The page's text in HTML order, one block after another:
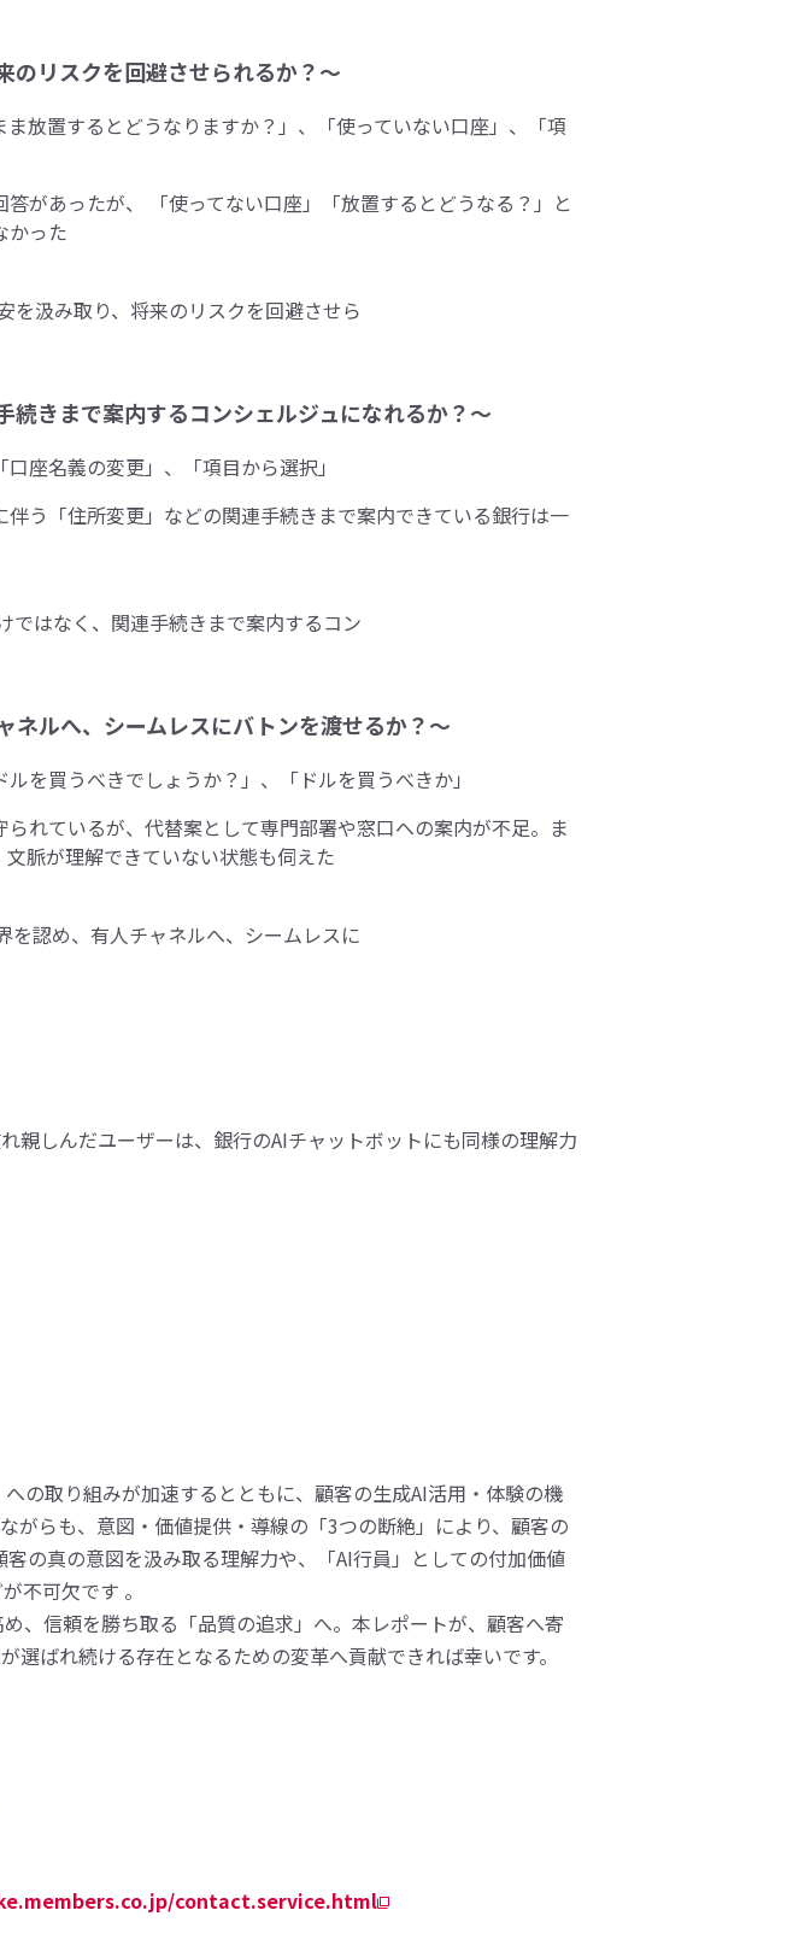
のリスクを回避させられるか？～
放置するとどうなりますか？」、「使っていない口座」、「項
があったが、 「使ってない口座」「放置するとどうなる？」と
かった
きまで案内するコンシェルジュになれるか？～
座名義の変更」、「項目から選択」
う「住所変更」などの関連手続きまで案内できている銀行は一
ネルへ、シームレスにバトンを渡せるか？～
を買うべきでしょうか？」、「ドルを買うべきか」
れているが、代替案として専門部署や窓口への案内が不足。ま
脈が理解できていない状態も伺えた
しんだユーザーは、銀行のAIチャットボットにも同様の理解力
の取り組みが加速するとともに、顧客の生成AI活用・体験の機
がらも、意図・価値提供・導線の「3つの断絶」により、顧客の
の真の意図を汲み取る理解力や、「AI行員」としての付加価値
不可欠です 。
、信頼を勝ち取る「品質の追求」へ。本レポートが、顧客へ寄
ばれ続ける存在となるための変革へ貢献できれば幸いです。
contact.service.html